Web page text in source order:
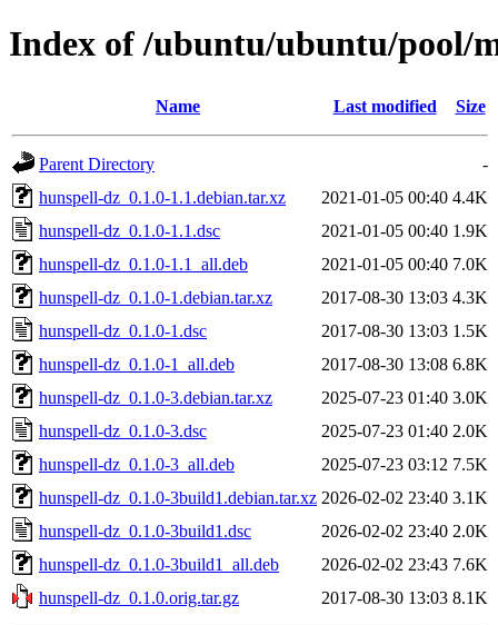
Index of /ubuntu/ubuntu/pool/
Name Last modified Size
Parent Directory
-
hunspell-dz_0.1.0-1.1.debian.tar.xz
2021-01-05 00:40 4.4K
hunspell-dz_0.1.0-1.1.dsc
2021-01-05 00:40 1.9K
hunspell-dz_0.1.0-1.1_all.deb
2021-01-05 00:40 7.0K
hunspell-dz_0.1.0-1.debian.tar.xz
2017-08-30 13:03 4.3K
hunspell-dz_0.1.0-1.dsc
2017-08-30 13:03 1.5K
hunspell-dz_0.1.0-1_all.deb
2017-08-30 13:08 6.8K
hunspell-dz_0.1.0-3.debian.tar.xz
2025-07-23 01:40 3.0K
hunspell-dz_0.1.0-3.dsc
2025-07-23 01:40 2.0K
hunspell-dz_0.1.0-3_all.deb
2025-07-23 03:12 7.5K
hunspell-dz_0.1.0-3build1.debian.tar.xz 2026-02-02 23:40 3.1K
hunspell-dz_0.1.0-3build1.dsc
2026-02-02 23:40 2.0K
hunspell-dz_0.1.0-3build1_all.deb
2026-02-02 23:43 7.6K
hunspell-dz_0.1.0.orig.tar.gz
2017-08-30 13:03 8.1K